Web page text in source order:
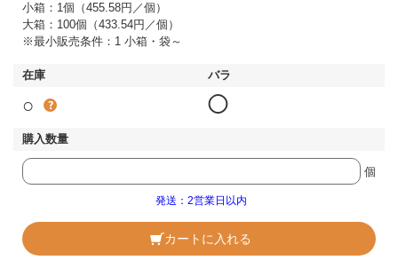
小箱：1個（455.58円／個）
大箱：100個（433.54円／個）
※最小販売条件：1 小箱・袋～
○ ◯
個
発送：2営業日以内
カートに入れる